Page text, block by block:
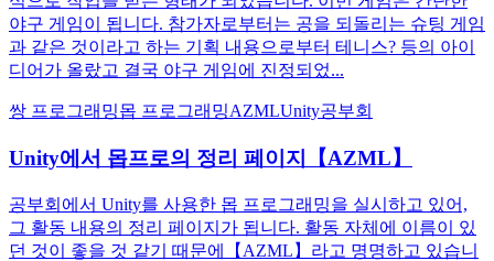
야구 게임이 됩니다. 참가자로부터는 공을 되돌리는 슈팅 게임
과 같은 것이라고 하는 기획 내용으로부터 테니스? 등의 아이
디어가 올랐고 결국 야구 게임에 진정되었...
쌍 프로그래밍몹 프로그래밍AZMLUnity공부회
Unity에서 몹프로의 정리 페이지【AZML】
공부회에서 Unity를 사용한 몹 프로그래밍을 실시하고 있어,
그 활동 내용의 정리 페이지가 됩니다. 활동 자체에 이름이 있
던 것이 좋을 것 같기 때문에【AZML】라고 명명하고 있습니